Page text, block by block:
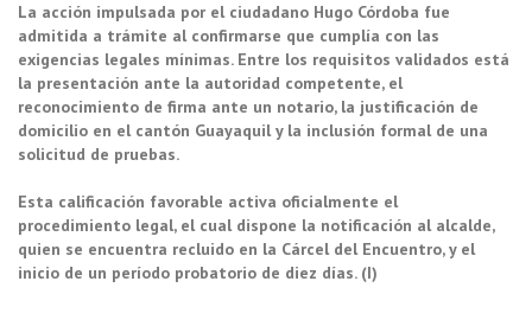
La acción impulsada por el ciudadano Hugo Córdoba fue
admitida a trámite al confirmarse que cumplía con las
exigencias legales mínimas. Entre los requisitos validados está
la presentación ante la autoridad competente, el
reconocimiento de firma ante un notario, la justificación de
domicilio en el cantón Guayaquil y la inclusión formal de una
solicitud de pruebas.
Esta calificación favorable activa oficialmente el
procedimiento legal, el cual dispone la notificación al alcalde,
quien se encuentra recluido en la Cárcel del Encuentro, y el
inicio de un período probatorio de diez días. (I)